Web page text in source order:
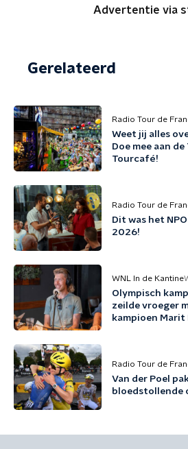
Advertentie via
Gerelateerd
Radio Tour de
Weet jij alles
Doe mee aan
Tourcafé!
Radio Tour de
Dit was het
2026!
WNL In de Kantine
Olympisch
zeilde vroeger
kampioen Marit
Radio Tour de
Van der Poel
bloedstollende